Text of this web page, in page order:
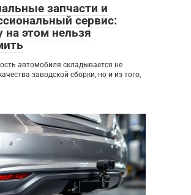
запчасти и
сервис:
на этом нельзя
автомобиля складывается не
заводской сборки, но и из того,